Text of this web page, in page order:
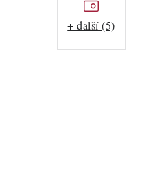
+ další (5)